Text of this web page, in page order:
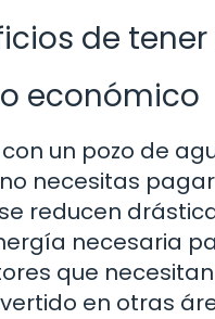
de
económico
un pozo de
necesitas
reducen
necesaria
que
en otras